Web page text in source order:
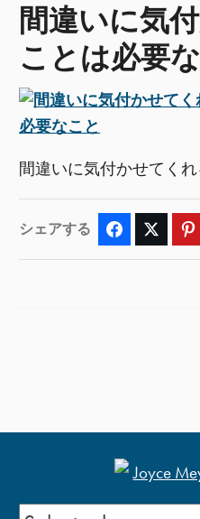
間違いに気
ことは必要
間違いに気付かせてく
シェアする Facebook Twitter